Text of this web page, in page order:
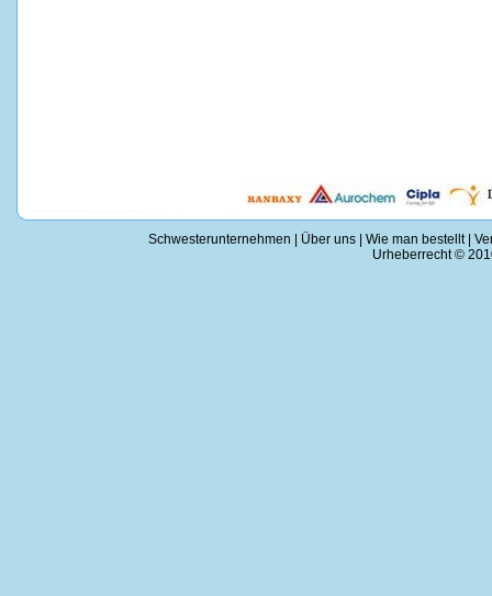
Schwesterunternehmen Über uns Wie man bestellt|
Urheberrecht ©